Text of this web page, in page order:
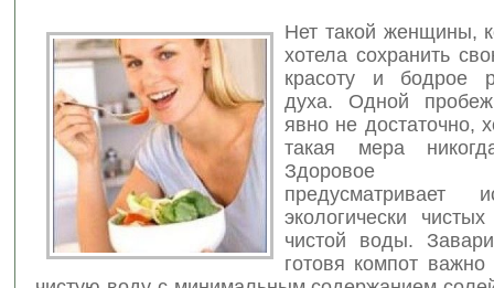
Нет такой женщины,
хотела сохранить
красоту и бодрое
духа. Одной
явно не достаточно,
такая мера
Здоровое
предусматривает
экологически
чистой воды.
готовя компот важно